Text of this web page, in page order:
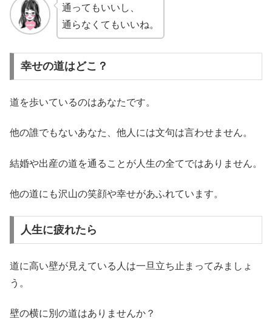
通ってもいいし、
通らなくてもいいね。
幸せの道はどこ？
道を歩いているのはあなたです。
他の誰でもないあなた、他人には文句は言わせません。
結婚や出産の道を通ることが人生の全てではありません。
他の道にも沢山の笑顔や幸せがあふれています。
人生に疲れたら
道に高い壁が見えている人は一旦立ち止まってみましょ
う。
壁の横に別の道はありませんか？